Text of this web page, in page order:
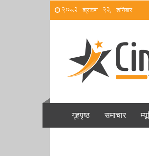
2083 श्रावण 23, शनिबार
गृहपृष्ठ समाचार